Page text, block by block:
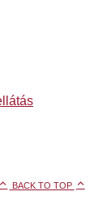
BACK TO TOP